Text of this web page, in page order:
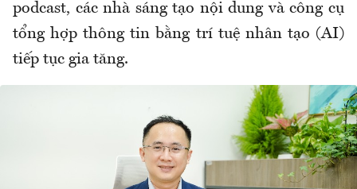
podcast, các nhà sáng tạo nội dung và công cụ
tổng hợp thông tin bằng trí tuệ nhân tạo (AI)
tiếp tục gia tăng.